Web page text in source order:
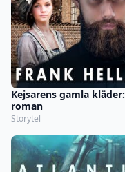
Kejsarens gamla kläder:
roman
Storytel